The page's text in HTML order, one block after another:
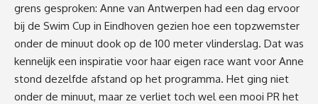
grens gesproken: Anne van Antwerpen had een dag ervoor
bij de Swim Cup in Eindhoven gezien hoe een topzwemster
onder de minuut dook op de 100 meter vlinderslag. Dat was
kennelijk een inspiratie voor haar eigen race want voor Anne
stond dezelfde afstand op het programma. Het ging niet
onder de minuut, maar ze verliet toch wel een mooi PR het